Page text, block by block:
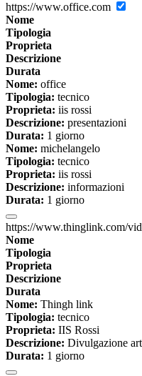
https://www.office.com
Nome
Tipologia
Proprieta
Descrizione
Durata
Nome: office
Tipologia: tecnico
Proprieta: iis rossi
Descrizione: presentazioni
Durata: 1 giorno
Nome: michelangelo
Tipologia: tecnico
Proprieta: iis rossi
Descrizione: informazioni
Durata: 1 giorno
https://www.thinglink.com/
Nome
Tipologia
Proprieta
Descrizione
Durata
Nome: Thingh link
Tipologia: tecnico
Proprieta: IIS Rossi
Descrizione: Divulgazione
Durata: 1 giorno